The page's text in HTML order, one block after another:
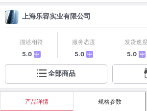
上海乐容实业有限公司
描述相符
5.0 中
服务态度
5.0 中
发货速
5.0 中
全部商品
产品详情 规格参数